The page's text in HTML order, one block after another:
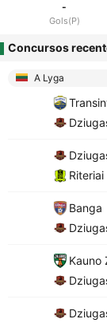
-
Gols(P)
Concursos
A Lyga
Riteriai
Banga
Kauno